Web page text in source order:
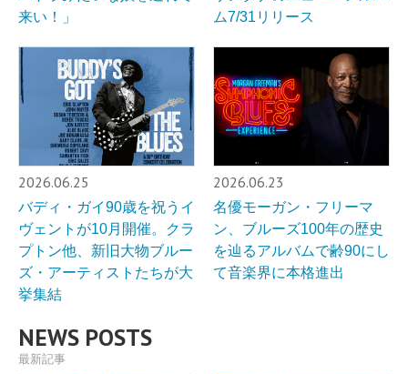
来い！」
ム7/31リリース
2026.06.25
バディ・ガイ90歳を祝うイ
ヴェントが10月開催。クラ
プトン他、新旧大物ブルー
ズ・アーティストたちが大
挙集結
2026.06.23
名優モーガン・フリーマ
ン、ブルーズ100年の歴史
を辿るアルバムで齢90にし
て音楽界に本格進出
NEWS POSTS
最新記事